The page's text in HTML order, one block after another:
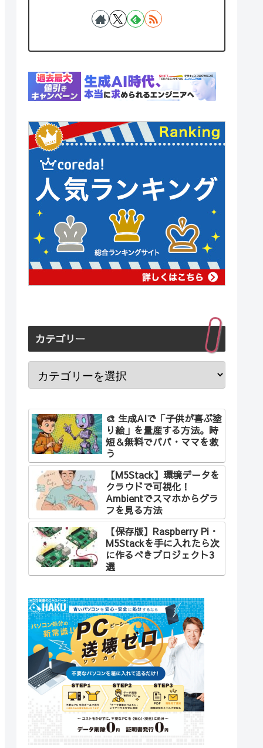
カテゴリー
🎨 生成AIで「子供が喜ぶ塗
り絵」を量産する方法。時
短＆無料でパパ・ママを救
う
【M5Stack】環境データを
クラウドで可視化！
Ambientでスマホからグラ
フを見る方法
【保存版】Raspberry Pi・
M5Stackを手に入れたら次
に作るべきプロジェクト3
選